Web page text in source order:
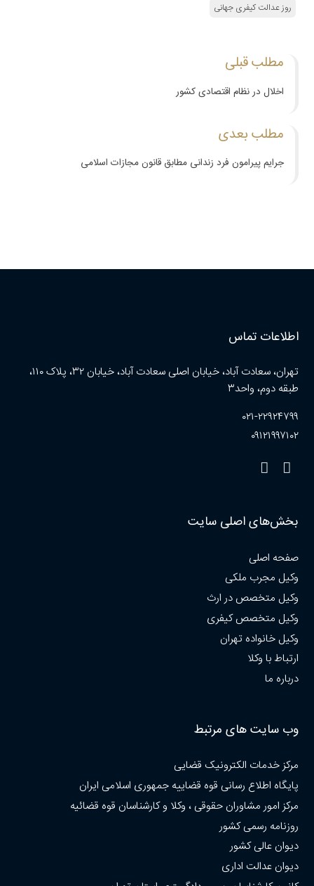
روز عدالت کیفری جهانی
مطلب قبلی
اخلال در نظام اقتصادی کشور
مطلب بعدی
جرایم پیرامون فرد زندانی مطابق قانون مجازات اسلامی
اطلاعات تماس
تهران، سعادت آباد، خیابان اصلی سعادت آباد، خیابان ۳۲، پلاک ۱۱۰،
طبقه دوم، واحد۳
۰۲۱-۲۲۹۲۴۷۹۹
۰۹۱۲۱۹۹۷۱۰۲
بخش‌های اصلی سایت
صفحه اصلی
وکیل مجرب ملکی
وکیل متخصص در ارث
وکیل متخصص کیفری
وکیل خانواده تهران
ارتباط با وکلا
درباره ما
وب سایت های مرتبط
مرکز خدمات الکترونیک قضایی
پایگاه اطلاع رسانی قوه قضاییه جمهوری اسلامی ایران
مرکز امور مشاوران حقوقی ، وکلا و کارشناسان قوه قضائیه
روزنامه رسمی کشور
دیوان عالی کشور
دیوان عدالت اداری